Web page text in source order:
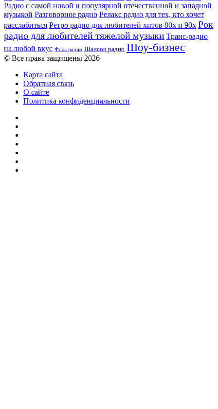
Радио с самой новой и популярной отечественной и западной
музыкой Разговорное радио Релакс радио для тех, кто хочет
расслабиться Ретро радио для любителей хитов 80х и 90х Рок
радио для любителей тяжелой музыки Транс-радио
на любой вкус Фолк радио Шансон радио Шоу-бизнес
© Все права защищены 2026
Карта сайта
Обратная связь
О сайте
Политика конфиденциальности